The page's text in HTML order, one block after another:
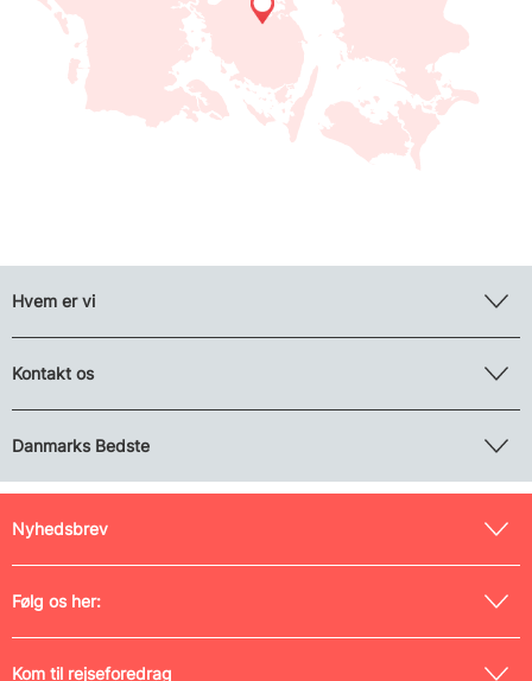
Hvem er vi
Kontakt os
Danmarks Bedste
Nyhedsbrev
Følg os her:
Kom til rejseforedrag